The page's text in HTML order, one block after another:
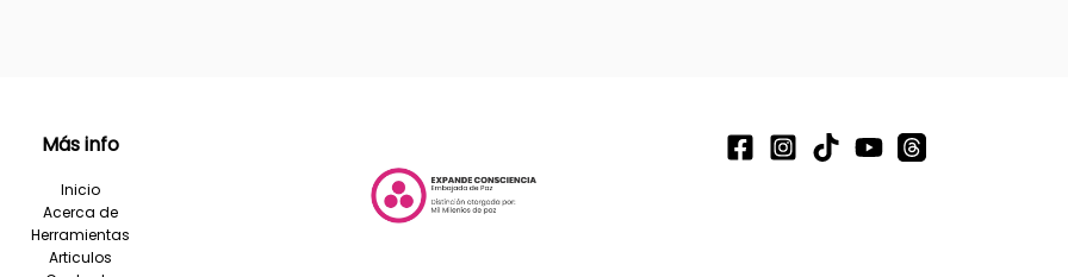
Más info
Inicio
Acerca de
Herramientas
Articulos